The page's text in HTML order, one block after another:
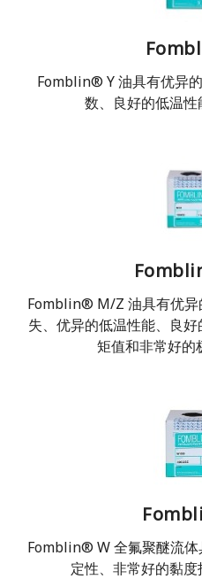
Fomblin® Y 油具有优异
数、良好的低温性
Fomblin® M/Z 油具有优异
失、优异的低温性能、良
矩值和非常好的
Fomblin® W 全氟聚醚流
定性、非常好的黏度